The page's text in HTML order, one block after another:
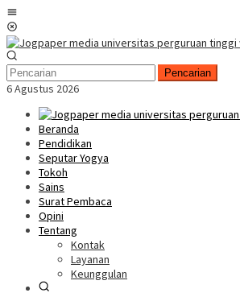
Loncat
ke
konten
Pencarian
6 Agustus 2026
Beranda
Pendidikan
Seputar Yogya
Tokoh
Sains
Surat Pembaca
Opini
Tentang
Kontak
Layanan
Keunggulan